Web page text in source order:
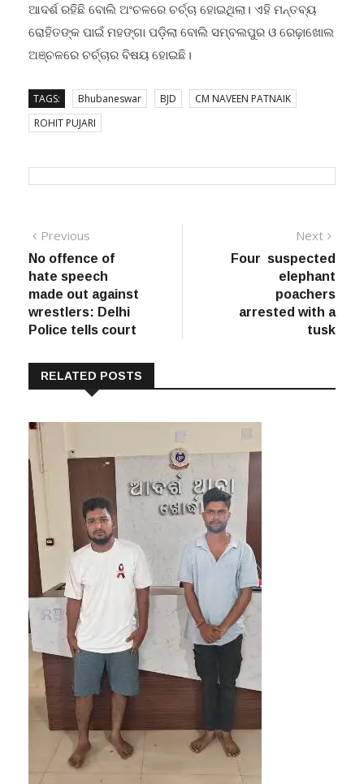
ଆଦର୍ଶ ରହିଛି ବୋଲି ଅଂଚଳରେ ଚର୍ଚ୍ଚା ହୋଇଥିଲା। ଏହି ମନ୍ତବ୍ୟ
ରୋହିତଙ୍କ ପାଇଁ ମହଙ୍ଗା ପଡ଼ିଲା ବୋଲି ସମ୍ବଲପୁର ଓ ରେଢ଼ାଖୋଲ
ଅଞ୍ଚଳରେ ଚର୍ଚ୍ଚାର ବିଷୟ ହୋଇଛି।
TAGS: Bhubaneswar BJD
CM NAVEEN PATNAIK
ROHIT PUJARI
Post
navigation
Previous
post:
No offence of
hate speech
made out against
wrestlers: Delhi
Police tells court
Next
Four suspected
elephant
poachers
arrested with a
tusk
RELATED POSTS